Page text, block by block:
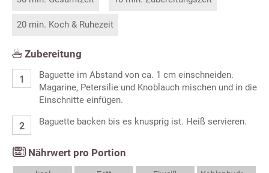
20 min. Koch & Ruhezeit
Zubereitung
Baguette im Abstand von ca. 1 cm einschneiden.
Magarine, Petersilie und Knoblauch mischen und in die
Einschnitte einfügen.
Baguette backen bis es knusprig ist. Heiß servieren.
Nährwert pro Portion